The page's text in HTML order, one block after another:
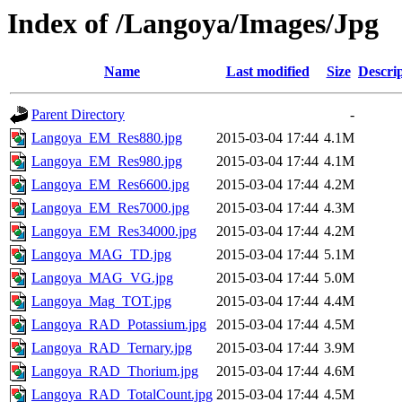
Index of /Langoya/Images/Jpg
Name Last modified Size
Parent Directory
-
Langoya_EM_Res880.jpg
2015-03-04 17:44 4.1M
Langoya_EM_Res980.jpg
2015-03-04 17:44 4.1M
Langoya_EM_Res6600.jpg
2015-03-04 17:44 4.2M
Langoya_EM_Res7000.jpg
2015-03-04 17:44 4.3M
Langoya_EM_Res34000.jpg
2015-03-04 17:44 4.2M
Langoya_MAG_TD.jpg
2015-03-04 17:44 5.1M
Langoya_MAG_VG.jpg
2015-03-04 17:44 5.0M
Langoya_Mag_TOT.jpg
2015-03-04 17:44 4.4M
Langoya_RAD_Potassium.jpg
2015-03-04 17:44 4.5M
Langoya_RAD_Ternary.jpg
2015-03-04 17:44 3.9M
Langoya_RAD_Thorium.jpg
2015-03-04 17:44 4.6M
Langoya_RAD_TotalCount.jpg 2015-03-04 17:44 4.5M